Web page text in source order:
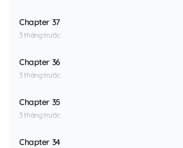
Chapter 37
3 tháng trước
Chapter 36
3 tháng trước
Chapter 35
3 tháng trước
Chapter 34